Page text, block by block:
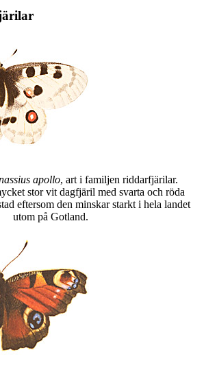
apollo, art i familjen riddarfjärilar.
stor vit dagfjäril med svarta och röda
eftersom den minskar starkt i hela landet
utom på Gotland.